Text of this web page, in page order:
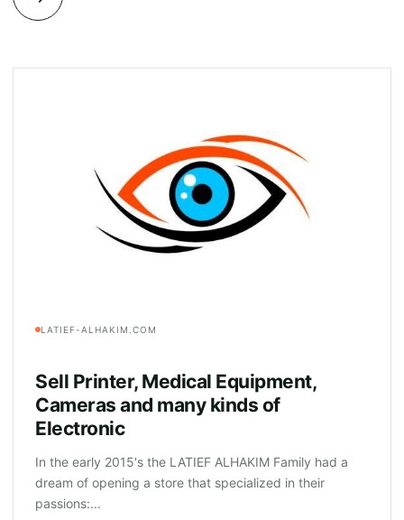
LATIEF-ALHAKIM.COM
Sell Printer, Medical Equipment,
Cameras and many kinds of
Electronic
In the early 2015's the LATIEF ALHAKIM Family had a
dream of opening a store that specialized in their
passions:...